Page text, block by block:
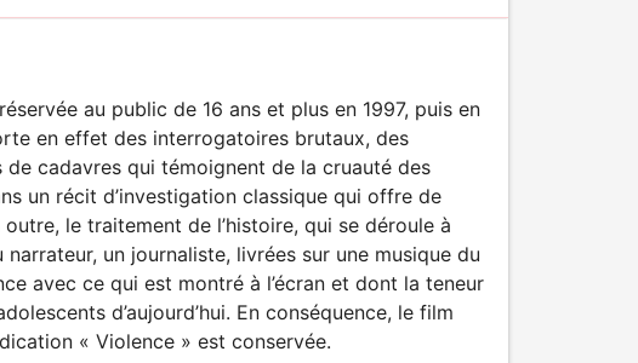
au public de 16 ans et plus en 1997, puis en
en effet des interrogatoires brutaux, des
cadavres qui témoignent de la cruauté des
un récit d’investigation classique qui offre de
le traitement de l’histoire, qui se déroule à
un journaliste, livrées sur une musique du
avec ce qui est montré à l’écran et dont la teneur
d’aujourd’hui. En conséquence, le film
« Violence » est conservée.